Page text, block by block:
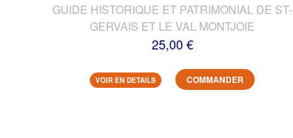
GUIDE HISTORIQUE ET PATRIMONIAL DE ST-
GERVAIS ET LE VAL MONTJOIE
25,00 €
VOIR EN DETAILS COMMANDER